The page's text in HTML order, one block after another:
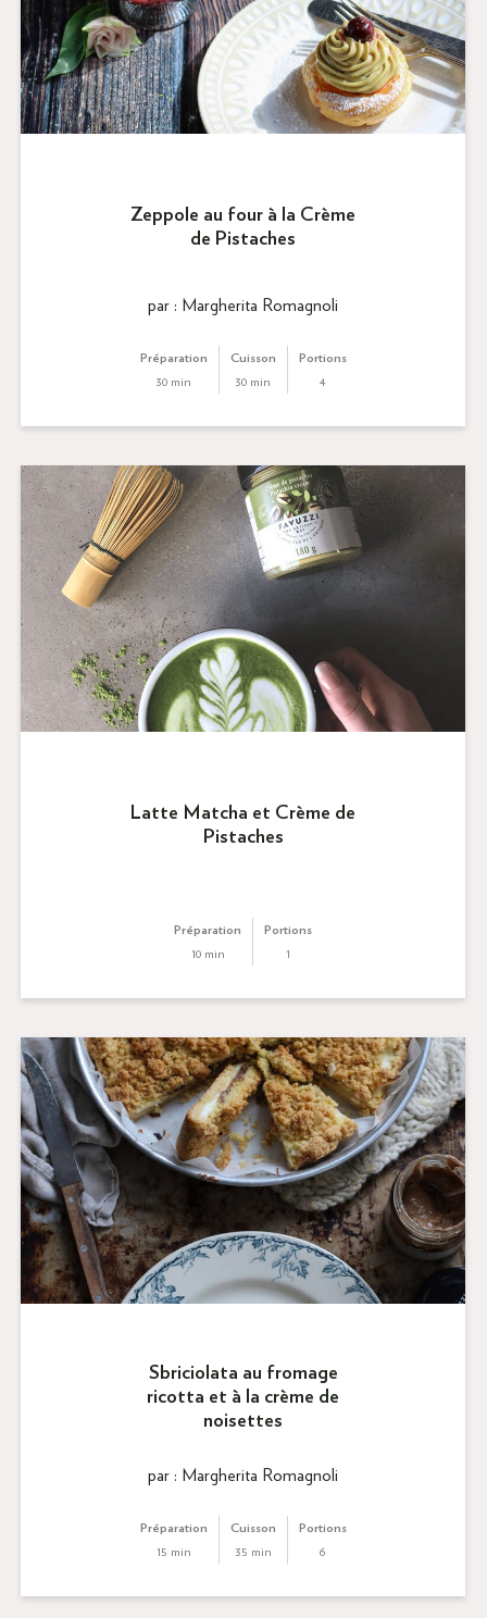
Zeppole au four à la Crème
de Pistaches
par : Margherita Romagnoli
Préparation
30 min
Cuisson
30 min
Portions
4
Latte Matcha et Crème de
Pistaches
Préparation
10 min
Portions
1
Sbriciolata au fromage
ricotta et à la crème de
noisettes
par : Margherita Romagnoli
Préparation
15 min
Cuisson
35 min
Portions
6